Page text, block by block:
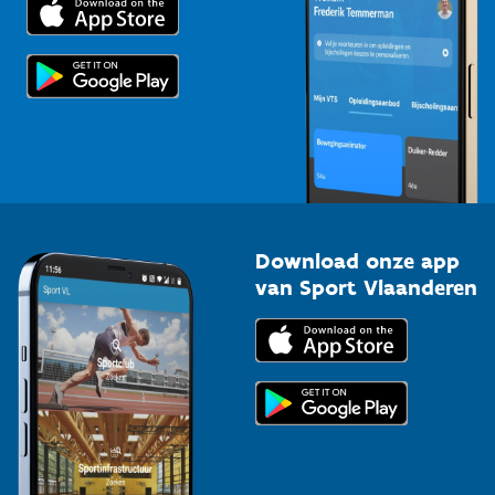
Topsporters
Voor de pers
Download onze app
van Sport Vlaanderen